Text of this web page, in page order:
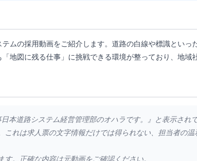
ムの採用動画をご紹介します。道路の白線や標識といっ
地図に残る仕事」に挑戦できる環境が整っており、地域
本道路システム経営管理部のオハラです。』と表示さ
れは求人票の文字情報だけでは得られない、担当者の
。正確な内容は元動画をご確認ください。